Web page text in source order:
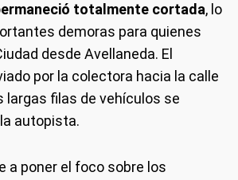
totalmente cortada, lo
demoras para quienes
desde Avellaneda. El
por la colectora hacia la calle
largas filas de vehículos se
autopista.
a poner el foco sobre los